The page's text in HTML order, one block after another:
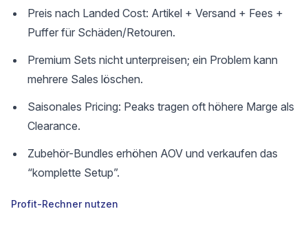
Preis nach Landed Cost: Artikel + Versand + Fees +
Puffer für Schäden/Retouren.
Premium Sets nicht unterpreisen; ein Problem kann
mehrere Sales löschen.
Saisonales Pricing: Peaks tragen oft höhere Marge als
Clearance.
Zubehör-Bundles erhöhen AOV und verkaufen das
“komplette Setup”.
Profit-Rechner nutzen